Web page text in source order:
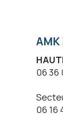
AMK
06 36
06 16